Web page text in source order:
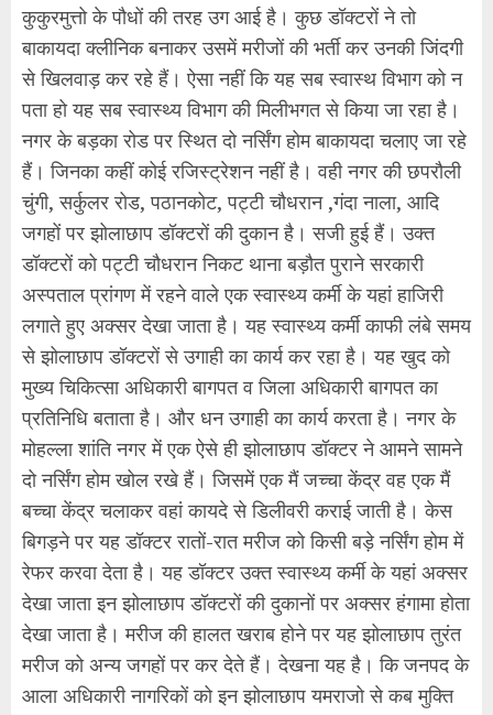
कुकुरमुत्तो के पौधों की तरह उग आई है। कुछ डॉक्टरों ने तो
बाकायदा क्लीनिक बनाकर उसमें मरीजों की भर्ती कर उनकी जिंदगी
से खिलवाड़ कर रहे हैं। ऐसा नहीं कि यह सब स्वास्थ विभाग को न
पता हो यह सब स्वास्थ्य विभाग की मिलीभगत से किया जा रहा है।
नगर के बड़का रोड पर स्थित दो नर्सिंग होम बाकायदा चलाए जा रहे
हैं। जिनका कहीं कोई रजिस्ट्रेशन नहीं है। वही नगर की छपरौली
चुंगी, सर्कुलर रोड, पठानकोट, पट्टी चौधरान ,गंदा नाला, आदि
जगहों पर झोलाछाप डॉक्टरों की दुकान है। सजी हुई हैं। उक्त
डॉक्टरों को पट्टी चौधरान निकट थाना बड़ौत पुराने सरकारी
अस्पताल प्रांगण में रहने वाले एक स्वास्थ्य कर्मी के यहां हाजिरी
लगाते हुए अक्सर देखा जाता है। यह स्वास्थ्य कर्मी काफी लंबे समय
से झोलाछाप डॉक्टरों से उगाही का कार्य कर रहा है। यह खुद को
मुख्य चिकित्सा अधिकारी बागपत व जिला अधिकारी बागपत का
प्रतिनिधि बताता है। और धन उगाही का कार्य करता है। नगर के
मोहल्ला शांति नगर में एक ऐसे ही झोलाछाप डॉक्टर ने आमने सामने
दो नर्सिंग होम खोल रखे हैं। जिसमें एक मैं जच्चा केंद्र वह एक मैं
बच्चा केंद्र चलाकर वहां कायदे से डिलीवरी कराई जाती है। केस
बिगड़ने पर यह डॉक्टर रातों-रात मरीज को किसी बड़े नर्सिंग होम में
रेफर करवा देता है। यह डॉक्टर उक्त स्वास्थ्य कर्मी के यहां अक्सर
देखा जाता इन झोलाछाप डॉक्टरों की दुकानों पर अक्सर हंगामा होता
देखा जाता है। मरीज की हालत खराब होने पर यह झोलाछाप तुरंत
मरीज को अन्य जगहों पर कर देते हैं। देखना यह है। कि जनपद के
आला अधिकारी नागरिकों को इन झोलाछाप यमराजो से कब मुक्ति